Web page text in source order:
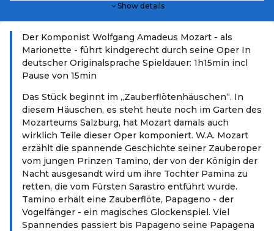
Show details
Der Komponist Wolfgang Amadeus Mozart - als
Marionette - führt kindgerecht durch seine Oper In
deutscher Originalsprache Spieldauer: 1h15min incl
Pause von 15min
Das Stück beginnt im „Zauberflötenhäuschen“. In
diesem Häuschen, es steht heute noch im Garten des
Mozarteums Salzburg, hat Mozart damals auch
wirklich Teile dieser Oper komponiert. W.A. Mozart
erzählt die spannende Geschichte seiner Zauberoper
vom jungen Prinzen Tamino, der von der Königin der
Nacht ausgesandt wird um ihre Tochter Pamina zu
retten, die vom Fürsten Sarastro entführt wurde.
Tamino erhält eine Zauberflöte, Papageno - der
Vogelfänger - ein magisches Glockenspiel. Viel
Spannendes passiert bis Papageno seine Papagena